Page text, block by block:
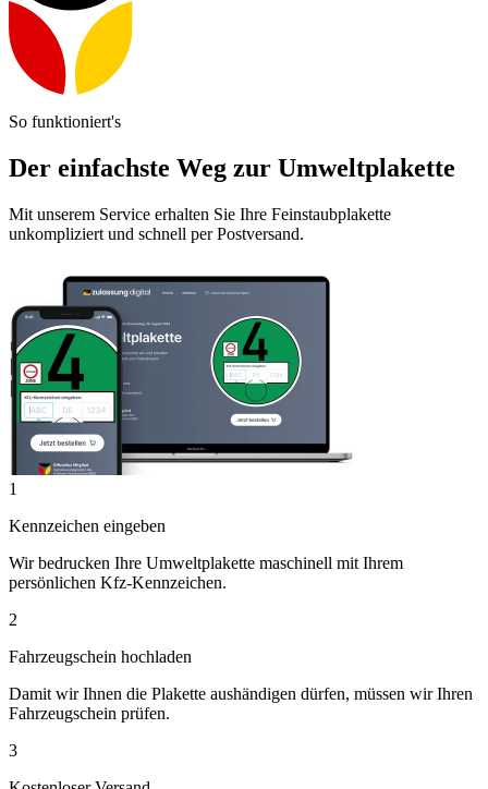
So funktioniert's
Der einfachste Weg zur Umweltplakette
Mit unserem Service erhalten Sie Ihre Feinstaubplakette
unkompliziert und schnell per Postversand.
1
Kennzeichen eingeben
Wir bedrucken Ihre Umweltplakette maschinell mit Ihrem
persönlichen Kfz-Kennzeichen.
2
Fahrzeugschein hochladen
Damit wir Ihnen die Plakette aushändigen dürfen, müssen wir Ihren
Fahrzeugschein prüfen.
3